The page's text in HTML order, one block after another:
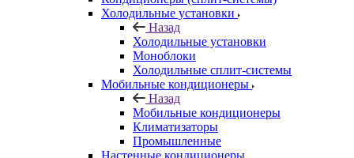
Холодильные установки
Назад
Холодильные установки
Моноблоки
Холодильные сплит-системы
Мобильные кондиционеры
Назад
Мобильные кондиционеры
Климатизаторы
Промышленные
Настенные кондиционеры